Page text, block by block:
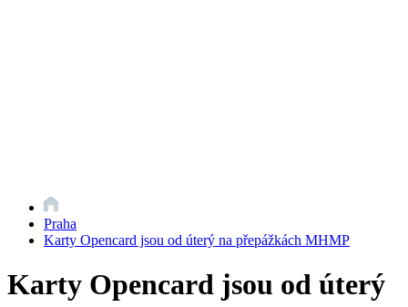
Praha
Karty Opencard jsou od úterý na přepážkách MHMP
Karty Opencard jsou od úterý